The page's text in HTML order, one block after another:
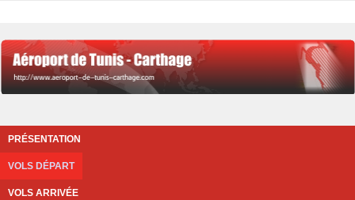
PRÉSENTATION
VOLS DÉPART
VOLS ARRIVÉE